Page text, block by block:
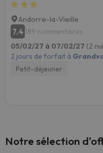
Andorre-la-Vieille
7.4 189 commentaires
05/02/27 à 07/02/27 (2
2 jours de forfait à
Petit-déjeuner
Notre sélection